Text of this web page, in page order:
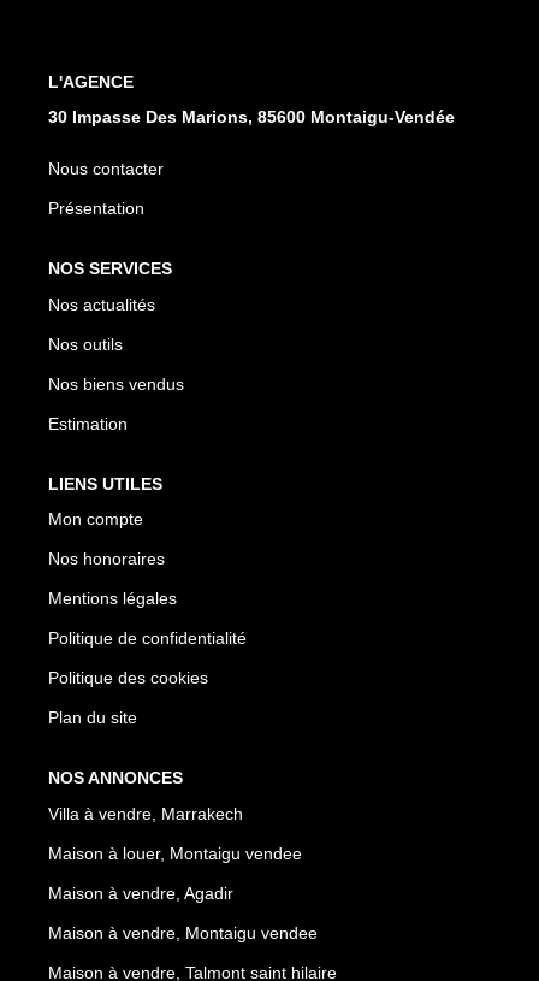
L'AGENCE
30 Impasse Des Marions, 85600 Montaigu-Vendée
Nous contacter
Présentation
NOS SERVICES
Nos actualités
Nos outils
Nos biens vendus
Estimation
LIENS UTILES
Mon compte
Nos honoraires
Mentions légales
Politique de confidentialité
Politique des cookies
Plan du site
NOS ANNONCES
Villa à vendre, Marrakech
Maison à louer, Montaigu vendee
Maison à vendre, Agadir
Maison à vendre, Montaigu vendee
Maison à vendre, Talmont saint hilaire